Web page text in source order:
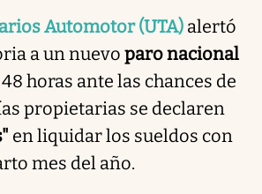
Automotor(UTA) alertó
a un nuevo paro nacional
horas ante las chances de
propietarias se declaren
en liquidar los sueldos con
mes del año.